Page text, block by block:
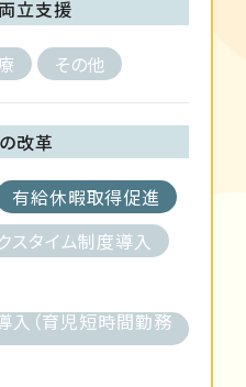
立支援
その他
改革
有給休暇取得促進
スタイム制度導入
入（育児短時間勤務